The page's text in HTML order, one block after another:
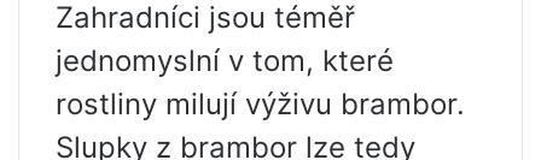
Zahradníci jsou téměř
jednomyslní v tom, které
rostliny milují výživu brambor.
Slupky z brambor lze tedy